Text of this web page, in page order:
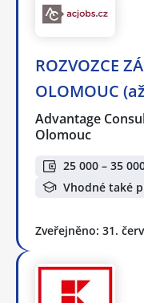
ROZVOZCE
OLOMOUC
Advantage
Olomouc
25 000 – 35
Vhodné také
Zveřejněno: 31.